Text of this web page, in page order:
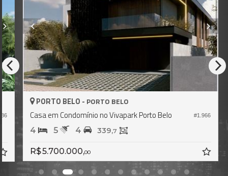
#1.966
PORTO BELO - PORTO BELO
Casa em Condomínio no Vivapark Porto Belo
5 339,7
R$ 5.700.000,00